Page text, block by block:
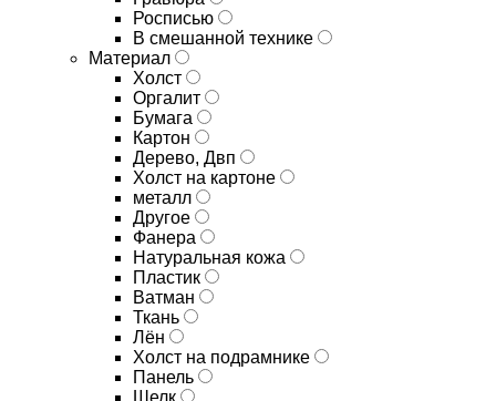
Росписью
В смешанной технике
Материал
Холст
Оргалит
Бумага
Картон
Дерево, Двп
Холст на картоне
металл
Другое
Фанера
Натуральная кожа
Пластик
Ватман
Ткань
Лён
Холст на подрамнике
Панель
Шелк